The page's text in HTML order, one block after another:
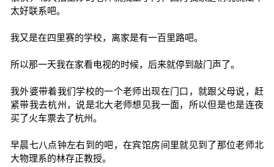
太好联系吧。
我又是在四里赛的学校，离家是有一百里路吧。
所以那一天我在家看电视的时候，后来就停到敲门声了。
我外婆带着我们学校的一个老师出现在门口，就跟父母说，赶
紧带我去杭州，说是北大老师想见我一面，所以但是也是连夜
买了火车票去了杭州。
早晨七八点钟左右到的吧，在宾馆房间里就见到了那位老师北
大物理系的林存正教授。